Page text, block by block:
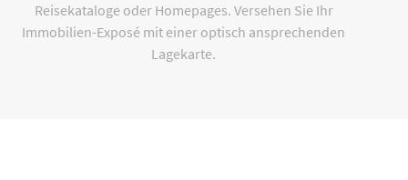
Reisekataloge oder Homepages. Versehen Sie Ihr
Immobilien-Exposé mit einer optisch ansprechenden
Lagekarte.